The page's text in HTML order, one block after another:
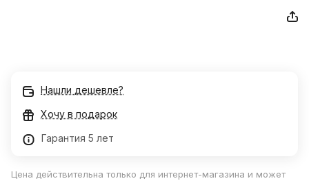
Нашли дешевле?
Хочу в подарок
Гарантия 5 лет
Цена действительна только для интернет-магазина и может